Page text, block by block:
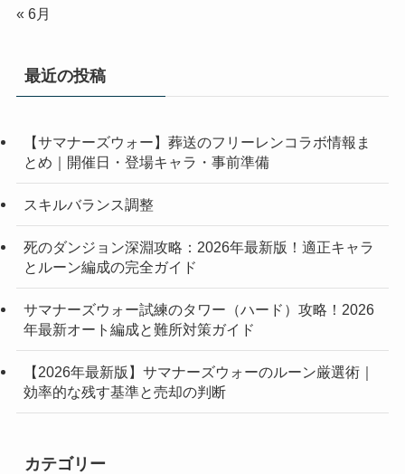
« 6月
最近の投稿
【サマナーズウォー】葬送のフリーレンコラボ情報ま
とめ｜開催日・登場キャラ・事前準備
スキルバランス調整
死のダンジョン深淵攻略：2026年最新版！適正キャラ
とルーン編成の完全ガイド
サマナーズウォー試練のタワー（ハード）攻略！2026
年最新オート編成と難所対策ガイド
【2026年最新版】サマナーズウォーのルーン厳選術｜
効率的な残す基準と売却の判断
カテゴリー